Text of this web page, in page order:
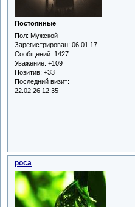
Постоянные
Пол: Мужской
Зарегистрирован: 06.01.17
Сообщений: 1427
Уважение: +109
Позитив: +33
Последний визит:
22.02.26 12:35
роса